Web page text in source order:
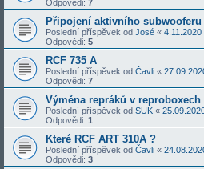
Odpovědi: 7
Připojení aktivního subwooferu
Poslední příspěvek od José « 4.11.2020
Odpovědi: 5
RCF 735 A
Poslední příspěvek od Čavli «
Odpovědi: 7
Výměna repráků v reproboxech
Poslední příspěvek od SUK «
Odpovědi: 1
Které RCF ART 310A ?
Poslední příspěvek od Čavli «
Odpovědi: 3